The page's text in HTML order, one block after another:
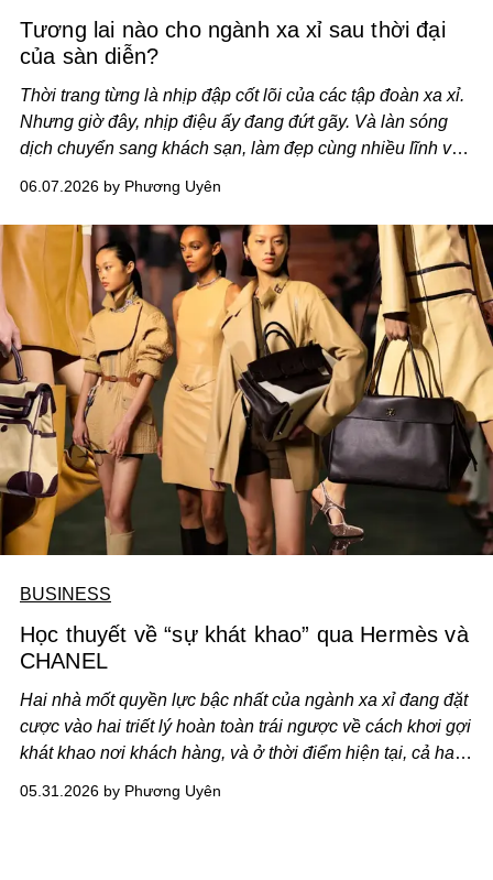
Tương lai nào cho ngành xa xỉ sau thời đại
của sàn diễn?
Thời trang từng là nhịp đập cốt lõi của các tập đoàn xa xỉ.
Nhưng giờ đây, nhịp điệu ấy đang đứt gãy. Và làn sóng
dịch chuyển sang khách sạn, làm đẹp cùng nhiều lĩnh vực
thế giới xa xỉ.
06.07.2026 by Phương Uyên
BUSINESS
Học thuyết về “sự khát khao” qua Hermès và
CHANEL
Hai nhà mốt quyền lực bậc nhất của ngành xa xỉ đang đặt
cược vào hai triết lý hoàn toàn trái ngược về cách khơi gợi
khát khao nơi khách hàng, và ở thời điểm hiện tại, cả hai
05.31.2026 by Phương Uyên